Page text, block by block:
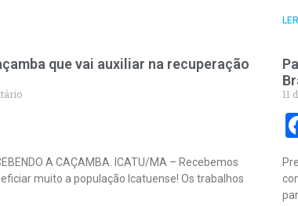
que vai auxiliar na recuperação
A CAÇAMBA. ICATU/MA – Recebemos
muito a população Icatuense! Os trabalhos
11